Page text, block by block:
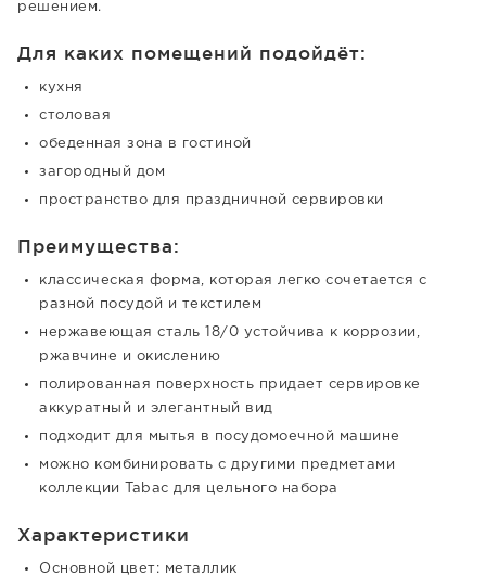
решением.
Для каких помещений подойдёт:
кухня
столовая
обеденная зона в гостиной
загородный дом
пространство для праздничной сервировки
Преимущества:
классическая форма, которая легко сочетается с
разной посудой и текстилем
нержавеющая сталь 18/0 устойчива к коррозии,
ржавчине и окислению
полированная поверхность придает сервировке
аккуратный и элегантный вид
подходит для мытья в посудомоечной машине
можно комбинировать с другими предметами
коллекции Tabac для цельного набора
Характеристики
Основной цвет: металлик